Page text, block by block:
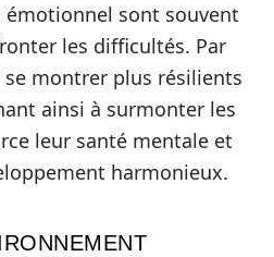
sont souvent
les difficultés. Par
montrer plus résilients
ainsi à surmonter les
leur santé mentale et
harmonieux.